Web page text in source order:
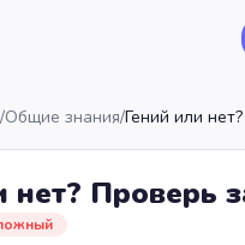
/Общие знания/Гений или
нет? Проверь